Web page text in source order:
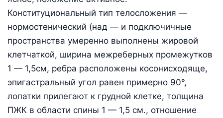
Конституциональный тип телосложения —
нормостенический (над — и подключичные
пространства умеренно выполнены жировой
клетчаткой, ширина межреберных промежутков
1 — 1,5см, ребра расположены косонисходяще,
эпигастральный угол равен примерно 90°,
лопатки прилегают к грудной клетке, толщина
ПЖК в области спины 1 — 1,5 см., отношение